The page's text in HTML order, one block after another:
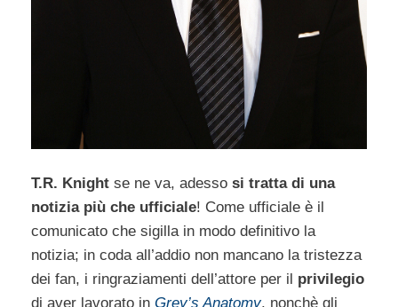
T.R. Knight se ne va, adesso si tratta di una
notizia più che ufficiale! Come ufficiale è il
comunicato che sigilla in modo definitivo la
notizia; in coda all’addio non mancano la tristezza
dei fan, i ringraziamenti dell’attore per il privilegio
di aver lavorato in Grey’s Anatomy, nonchè gli